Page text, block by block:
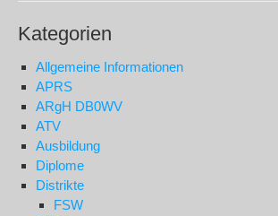
Kategorien
Allgemeine Informationen
APRS
ARgH DB0WV
ATV
Ausbildung
Diplome
Distrikte
FSW